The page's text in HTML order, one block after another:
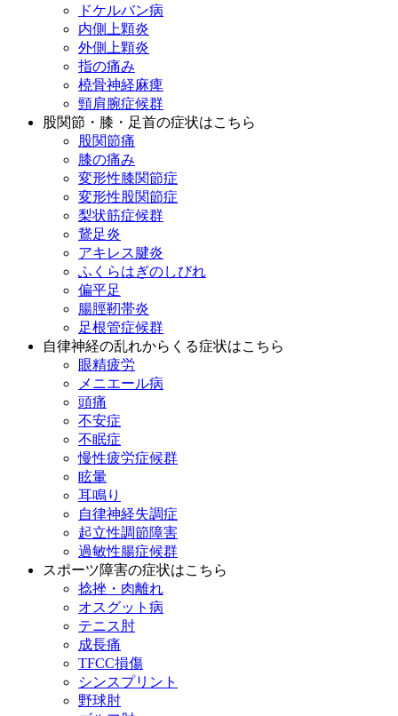
ドケルバン病
内側上顆炎
外側上顆炎
指の痛み
橈骨神経麻痺
頸肩腕症候群
股関節・膝・足首の症状はこちら
股関節痛
膝の痛み
変形性膝関節症
変形性股関節症
梨状筋症候群
鵞足炎
アキレス腱炎
ふくらはぎのしびれ
偏平足
腸脛靭帯炎
足根管症候群
自律神経の乱れからくる症状はこちら
眼精疲労
メニエール病
頭痛
不安症
不眠症
慢性疲労症候群
眩暈
耳鳴り
自律神経失調症
起立性調節障害
過敏性腸症候群
スポーツ障害の症状はこちら
捻挫・肉離れ
オスグット病
テニス肘
成長痛
TFCC損傷
シンスプリント
野球肘